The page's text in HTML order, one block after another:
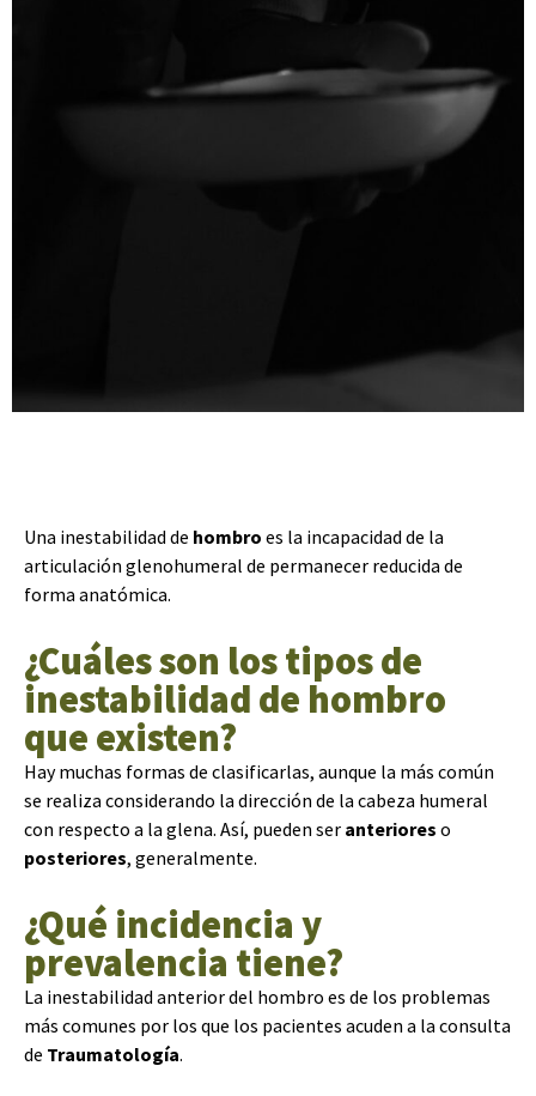
Una inestabilidad de hombro es la incapacidad de la
articulación glenohumeral de permanecer reducida de
forma anatómica.
¿Cuáles son los tipos de
inestabilidad de hombro
que existen?
Hay muchas formas de clasificarlas, aunque la más común
se realiza considerando la dirección de la cabeza humeral
con respecto a la glena. Así, pueden ser anteriores o
posteriores, generalmente.
¿Qué incidencia y
prevalencia tiene?
La inestabilidad anterior del hombro es de los problemas
más comunes por los que los pacientes acuden a la consulta
de Traumatología.